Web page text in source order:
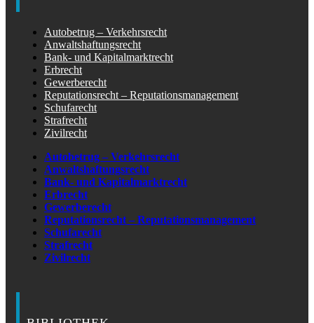
Autobetrug – Verkehrsrecht
Anwaltshaftungsrecht
Bank- und Kapitalmarktrecht
Erbrecht
Gewerberecht
Reputationsrecht – Reputationsmanagement
Schufarecht
Strafrecht
Zivilrecht
Autobetrug – Verkehrsrecht
Anwaltshaftungsrecht
Bank- und Kapitalmarktrecht
Erbrecht
Gewerberecht
Reputationsrecht – Reputationsmanagement
Schufarecht
Strafrecht
Zivilrecht